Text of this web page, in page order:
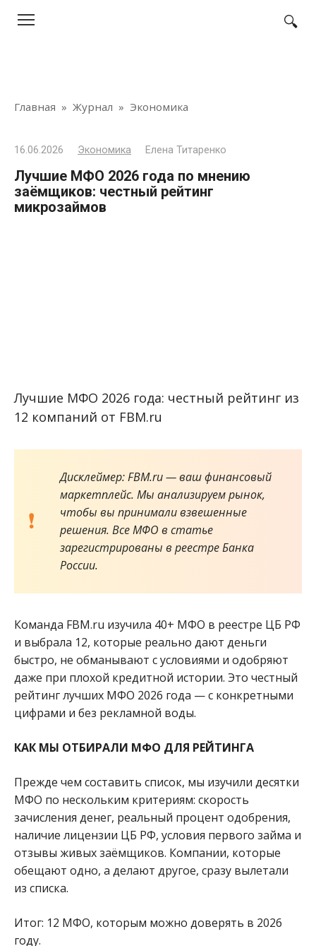
Главная » Журнал » Экономика
16.06.2026 Экономика Елена Титаренко
Лучшие МФО 2026 года по мнению
заёмщиков: честный рейтинг
микрозаймов
Лучшие МФО 2026 года: честный рейтинг из
12 компаний от FBM.ru
Дисклеймер: FBM.ru — ваш финансовый
маркетплейс. Мы анализируем рынок,
чтобы вы принимали взвешенные
решения. Все МФО в статье
зарегистрированы в реестре Банка
России.
Команда FBM.ru изучила 40+ МФО в реестре ЦБ РФ
и выбрала 12, которые реально дают деньги
быстро, не обманывают с условиями и одобряют
даже при плохой кредитной истории. Это честный
рейтинг лучших МФО 2026 года — с конкретными
цифрами и без рекламной воды.
КАК МЫ ОТБИРАЛИ МФО ДЛЯ РЕЙТИНГА
Прежде чем составить список, мы изучили десятки
МФО по нескольким критериям: скорость
зачисления денег, реальный процент одобрения,
наличие лицензии ЦБ РФ, условия первого займа и
отзывы живых заёмщиков. Компании, которые
обещают одно, а делают другое, сразу вылетали
из списка.
Итог: 12 МФО, которым можно доверять в 2026
году.